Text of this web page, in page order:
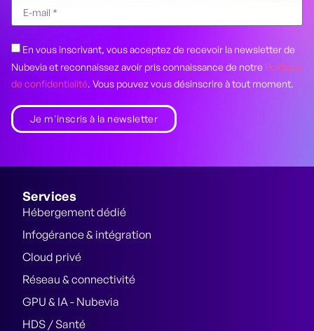
En vous inscrivant, vous acceptez de recevoir la newsletter de
Nubevia et reconnaissez avoir pris connaissance de notre Politique
de confidentialité. Vous pouvez vous désinscrire à tout moment.
Je m'inscris à la newsletter
Services
Hébergement dédié
Infogérance & intégration
Cloud privé
Réseau & connectivité
GPU & IA - Nubevia
HDS / Santé